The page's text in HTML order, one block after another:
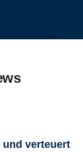
verteuert